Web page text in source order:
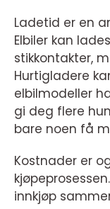
Ladetid er en
Elbiler kan
stikkontakter,
Hurtigladere
elbilmodeller
gi deg flere
bare noen få
Kostnader er
innkjøp